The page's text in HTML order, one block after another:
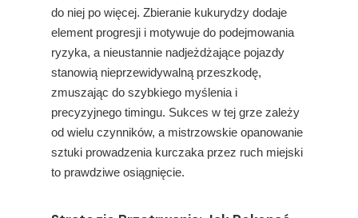
do niej po więcej. Zbieranie kukurydzy dodaje
element progresji i motywuje do podejmowania
ryzyka, a nieustannie nadjeżdżające pojazdy
stanowią nieprzewidywalną przeszkodę,
zmuszając do szybkiego myślenia i
precyzyjnego timingu. Sukces w tej grze zależy
od wielu czynników, a mistrzowskie opanowanie
sztuki prowadzenia kurczaka przez ruch miejski
to prawdziwe osiągnięcie.